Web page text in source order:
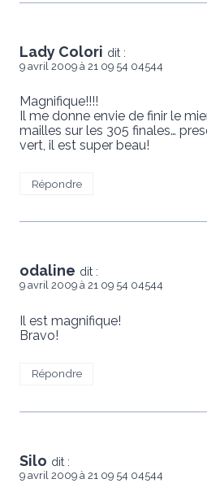
Lady Colori dit :
9 avril 2009 à 21 09 54 04544
Magnifique!!!!
Il me donne envie de finir le
mailles sur les 305 finales…
vert, il est super beau!
Répondre
odaline dit :
9 avril 2009 à 21 09 54 04544
Il est magnifique!
Bravo!
Répondre
Silo dit :
9 avril 2009 à 21 09 54 04544